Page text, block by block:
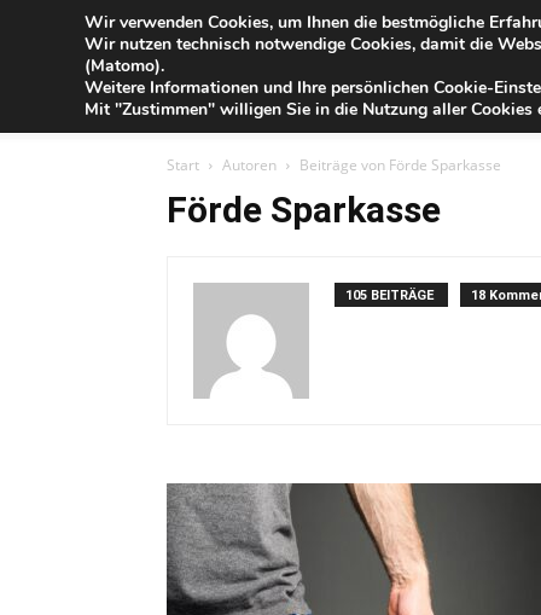
Blog
der
Sparkasse
IHR
Start Autoren Beiträge von Förde Sparkasse
Förde Sparkasse
105 BEITRÄGE 18
Wir verwenden Cookies, um Ihnen die bestmögliche
Wir nutzen technisch notwendige Cookies, damit die
(Matomo).
Weitere Informationen und Ihre persönlichen Cookie-
Mit "Zustimmen" willigen Sie in die Nutzung aller Cookies